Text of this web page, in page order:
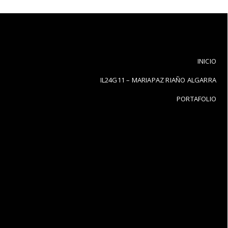
INICIO
IL24G11 – MARIAPAZ RIAÑO ALGARRA
PORTAFOLIO